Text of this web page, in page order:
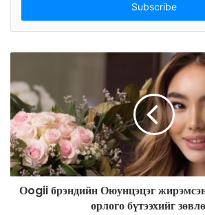
r
o
r
E
m
a
i
l
a
d
Оogii брэндийн Оюунцэцэг жирэмсэн
орлого бүтээхийг